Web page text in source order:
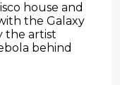
house and
the Galaxy
the artist
behind